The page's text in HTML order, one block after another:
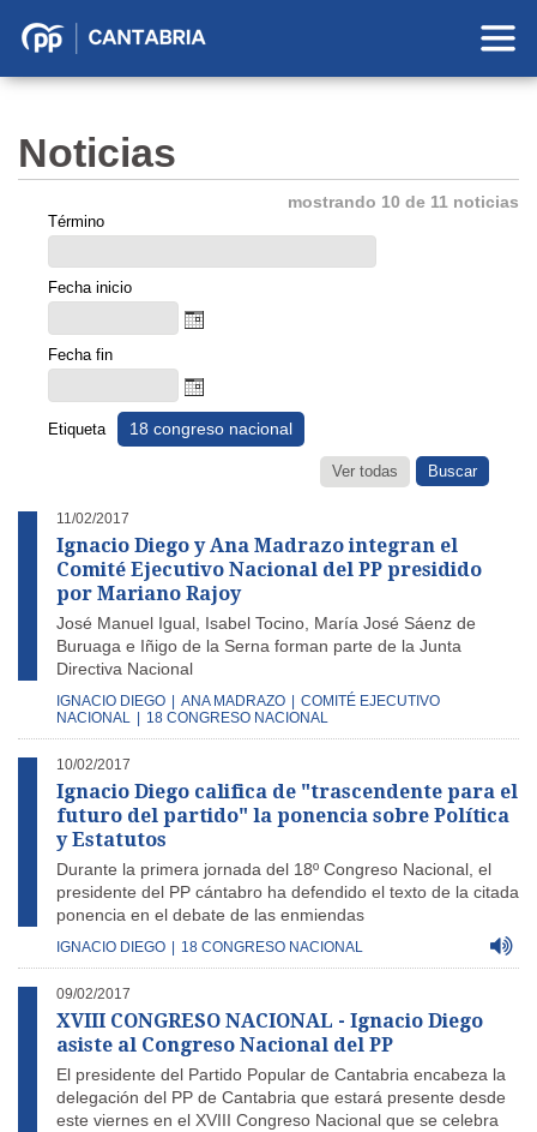
Partido
Cantabria
Noticias
mostrando 10 de 11 noticias
Término
Fecha inicio
Fecha fin
Etiqueta 18 congreso nacional
Ver todas
11/02/2017
Ignacio Diego y Ana Madrazo integran el
Comité Ejecutivo Nacional del PP presidido
por Mariano Rajoy
José Manuel Igual, Isabel Tocino, María José Sáenz de
Buruaga e Iñigo de la Serna forman parte de la Junta
Directiva Nacional
IGNACIO DIEGO ANA MADRAZO
COMITÉ EJECUTIVO
NACIONAL
18 CONGRESO NACIONAL
10/02/2017
Ignacio Diego califica de "trascendente para el
futuro del partido" la ponencia sobre Política
y Estatutos
Durante la primera jornada del 18º Congreso Nacional, el
presidente del PP cántabro ha defendido el texto de la citada
ponencia en el debate de las enmiendas
IGNACIO DIEGO 18 CONGRESO NACIONAL
09/02/2017
XVIII CONGRESO NACIONAL - Ignacio Diego
asiste al Congreso Nacional del PP
El presidente del Partido Popular de Cantabria encabeza la
delegación del PP de Cantabria que estará presente desde
este viernes en el XVIII Congreso Nacional que se celebra